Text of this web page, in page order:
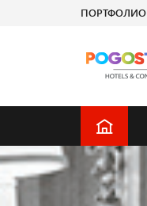
ПОРТФОЛИО